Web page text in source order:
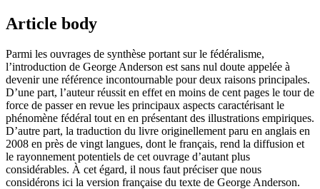
Article body
Parmi les ouvrages de synthèse portant sur le fédéralisme,
l’introduction de George Anderson est sans nul doute appelée à
devenir une référence incontournable pour deux raisons principales.
D’une part, l’auteur réussit en effet en moins de cent pages le tour de
force de passer en revue les principaux aspects caractérisant le
phénomène fédéral tout en en présentant des illustrations empiriques.
D’autre part, la traduction du livre originellement paru en anglais en
2008 en près de vingt langues, dont le français, rend la diffusion et
le rayonnement potentiels de cet ouvrage d’autant plus
considérables. À cet égard, il nous faut préciser que nous
considérons ici la version française du texte de George Anderson.